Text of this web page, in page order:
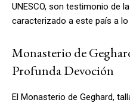
UNESCO, son testimonio de
caracterizado a este país a lo
Monasterio de
Profunda Devoción
El Monasterio de Geghard,